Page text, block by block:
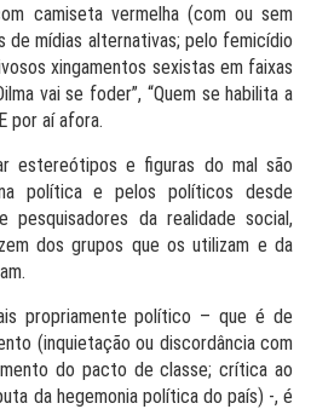
camiseta vermelha (com ou sem
mídias alternativas; pelo femicídio
xingamentos sexistas em faixas
vai se foder”, “Quem se habilita a
por aí afora.
estereótipos e figuras do mal são
política e pelos políticos desde
pesquisadores da realidade social,
dos grupos que os utilizam e da
propriamente político – que é de
(inquietação ou discordância com
do pacto de classe; crítica ao
da hegemonia política do país) -, é